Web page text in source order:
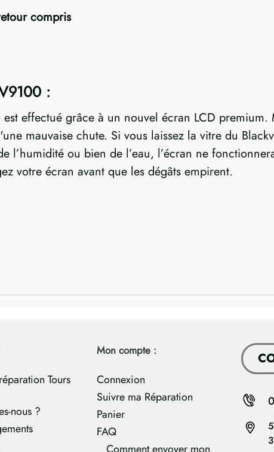
compris
:
effectué grâce à un nouvel écran LCD
mauvaise chute. Si vous laissez la vitre du
l’humidité ou bien de l’eau, l’écran ne
votre écran avant que les dégâts empirent.
Tours
nous ?
Mon compte :
Connexion
Suivre ma Réparation
Panier
FAQ